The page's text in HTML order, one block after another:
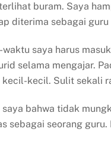
buram. Saya
diterima sebagai
saya harus
selama mengajar.
kecil. Sulit sekali
bahwa tidak
sebagai seorang